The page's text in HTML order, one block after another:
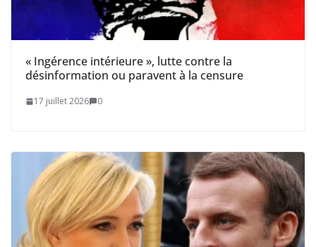
« Ingérence intérieure », lutte contre la
désinformation ou paravent à la censure
17 juillet 2026 0